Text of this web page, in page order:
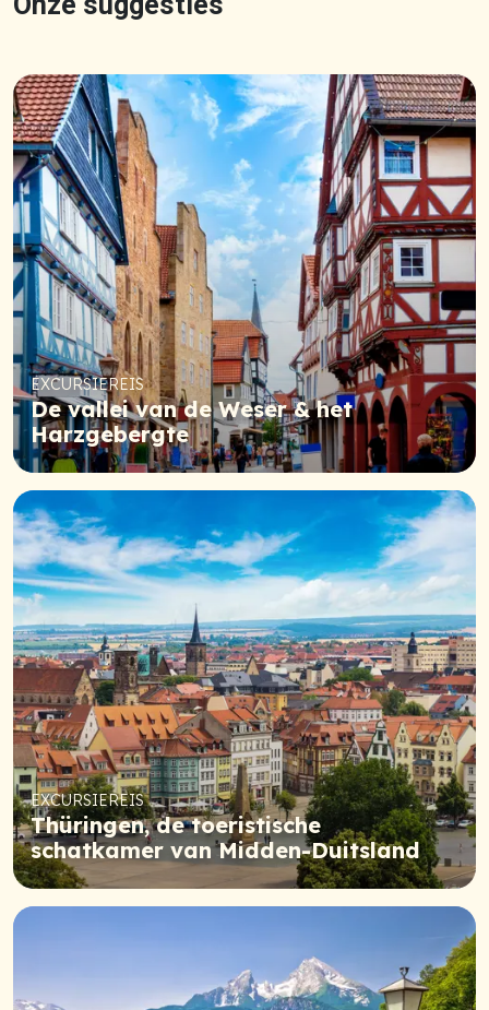
EXCURSIEREIS
De vallei van de Weser & het
Harzgebergte
EXCURSIEREIS
Thüringen, de toeristische
schatkamer van Midden-Duitsland